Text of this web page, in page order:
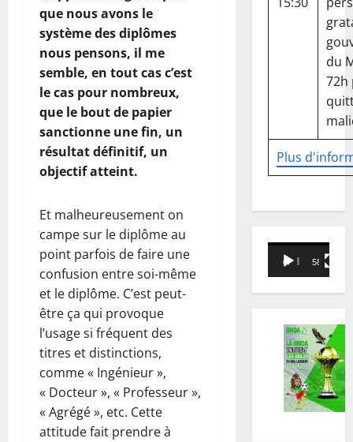
que nous avons le
système des diplômes
nous pensons, il me
semble, en tout cas c’est
le cas pour nombreux,
que le bout de papier
sanctionne une fin, un
résultat définitif, un
objectif atteint.
Et malheureusement on
campe sur le diplôme au
point parfois de faire une
confusion entre soi-même
et le diplôme. C’est peut-
être ça qui provoque
l’usage si fréquent des
titres et distinctions,
comme « Ingénieur »,
« Docteur », « Professeur »,
« Agrégé », etc. Cette
attitude fait prendre à
Plus
du
72h
Lecteur
vidéo
00:00 58:18